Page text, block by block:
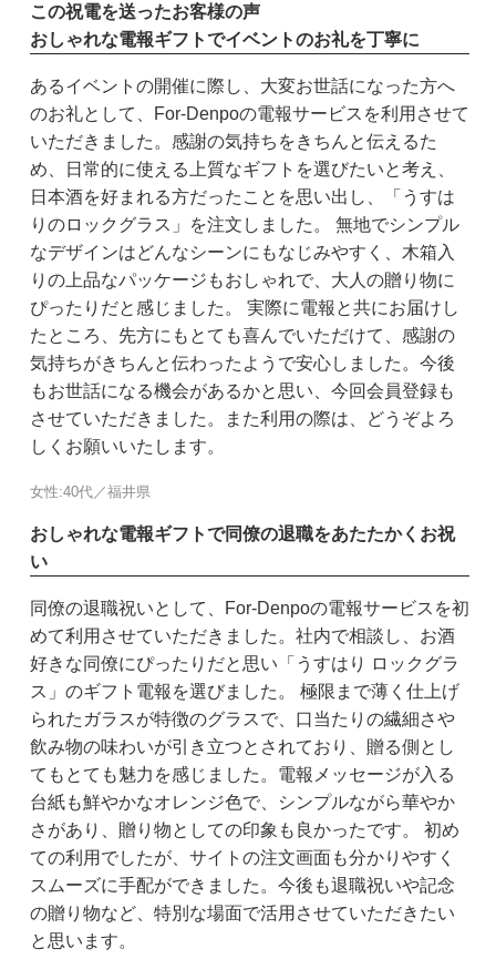
この祝電を送ったお客様の声
おしゃれな電報ギフトでイベントのお礼を丁寧に
あるイベントの開催に際し、大変お世話になった方へ
のお礼として、For-Denpoの電報サービスを利用させて
いただきました。感謝の気持ちをきちんと伝えるた
め、日常的に使える上質なギフトを選びたいと考え、
日本酒を好まれる方だったことを思い出し、「うすは
りのロックグラス」を注文しました。 無地でシンプル
なデザインはどんなシーンにもなじみやすく、木箱入
りの上品なパッケージもおしゃれで、大人の贈り物に
ぴったりだと感じました。 実際に電報と共にお届けし
たところ、先方にもとても喜んでいただけて、感謝の
気持ちがきちんと伝わったようで安心しました。今後
もお世話になる機会があるかと思い、今回会員登録も
させていただきました。また利用の際は、どうぞよろ
しくお願いいたします。
女性:40代／福井県
おしゃれな電報ギフトで同僚の退職をあたたかくお祝
い
同僚の退職祝いとして、For-Denpoの電報サービスを初
めて利用させていただきました。社内で相談し、お酒
好きな同僚にぴったりだと思い「うすはり ロックグラ
ス」のギフト電報を選びました。 極限まで薄く仕上げ
られたガラスが特徴のグラスで、口当たりの繊細さや
飲み物の味わいが引き立つとされており、贈る側とし
てもとても魅力を感じました。電報メッセージが入る
台紙も鮮やかなオレンジ色で、シンプルながら華やか
さがあり、贈り物としての印象も良かったです。 初め
ての利用でしたが、サイトの注文画面も分かりやすく
スムーズに手配ができました。今後も退職祝いや記念
の贈り物など、特別な場面で活用させていただきたい
と思います。